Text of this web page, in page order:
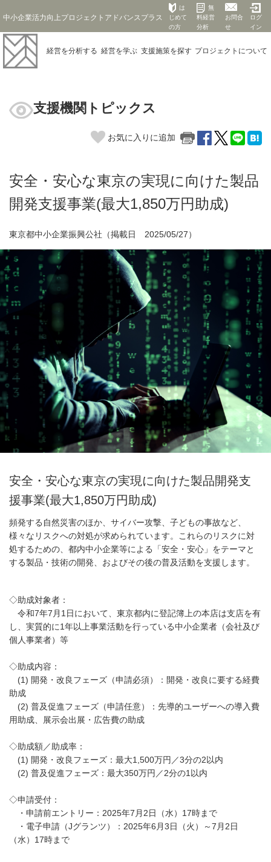
中小企業活力向上プロジェクトアドバンスプラス
は
じめて
の方
無
料経営
分析
お問合
せ
ログ
イン
経営を分析する 経営を学ぶ 支援施策を探す プロジェクト について
支援機関トピックス
お気に入りに追加
安全・安心な東京の実現に向けた製品
開発支援事業(最大1,850万円助成)
東京都中小企業振興公社（掲載日 2025/05/27）
安全・安心な東京の実現に向けた製品開発支
援事業(最大1,850万円助成)
頻発する自然災害のほか、サイバー攻撃、子どもの事故など、
様々なリスクへの対処が求められています。これらのリスクに対
処するための、都内中小企業等による「安全・安心」をテーマと
する製品・技術の開発、およびその後の普及活動を支援します。
◇助成対象者：
令和7年7月1日において、東京都内に登記簿上の本店は支店を有
し、実質的に1年以上事業活動を行っている中小企業者（会社及び
個人事業者）等
◇助成内容：
(1) 開発・改良フェーズ（申請必須）：開発・改良に要する経費
助成
(2) 普及促進フェーズ（申請任意）：先導的ユーザーへの導入費
用助成、展示会出展・広告費の助成
◇助成額／助成率：
(1) 開発・改良フェーズ：最大1,500万円／3分の2以内
(2) 普及促進フェーズ：最大350万円／2分の1以内
◇申請受付：
・申請前エントリー：2025年7月2日（水）17時まで
・電子申請（Jグランツ）：2025年6月3日（火）～7月2日
（水）17時まで